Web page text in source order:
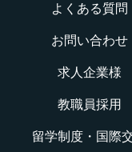
エアポートサービ
グランドハンドリ
オープンキャンパ
航空教室
オンライン相談会
航空整備士になる
授業を動画チェッ
よくある質問
お問い合わせ
求人企業様
教職員採用
留学制度・国際